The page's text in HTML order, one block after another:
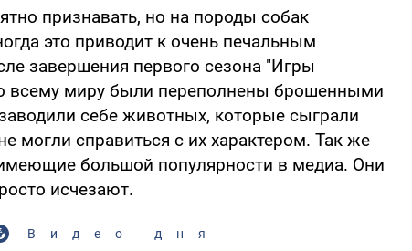
признавать, но на породы собак
это приводит к очень печальным
завершения первого сезона "Игры
всему миру были переполнены брошенными
себе животных, которые сыграли
могли справиться с их характером. Так же
большой популярности в медиа. Они
исчезают.
Видео дня